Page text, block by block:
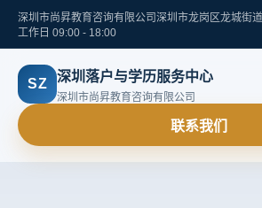
深圳市尚昇教育咨询有限公司 深圳市龙岗区龙城街
工作日 09:00 - 18:00
SZ 深圳落户与学历服务中心
深圳市尚昇教育咨询有限公司
联系我们